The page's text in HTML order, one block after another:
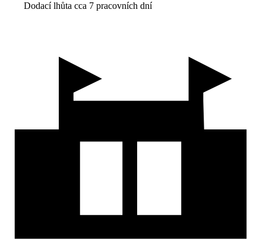
Dodací lhůta cca 7 pracovních dní